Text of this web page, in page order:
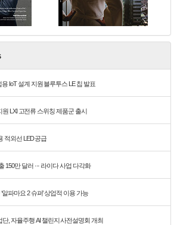
IoT 설계 지원 블루투스 LE 칩 발표
원 LXI 고전류 스위칭 제품군 출시
적외선 LED 공급
150만 달러 ··· 라이다 사업 다각화
파마요 2 슈퍼’ 상업적 이용 가능
, 자율주행 AI 챌린지 사전설명회 개최